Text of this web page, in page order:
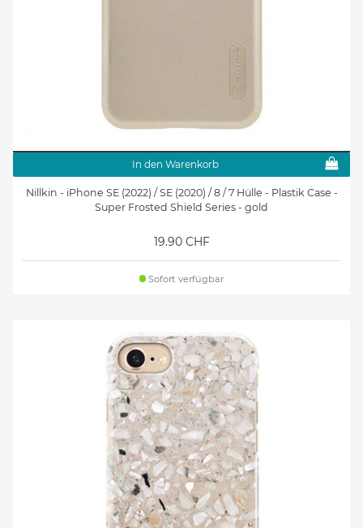
In den Warenkorb
Nillkin - iPhone SE (2022) / SE (2020) / 8 / 7 Hülle - Plastik Case -
Super Frosted Shield Series - gold
19.90 CHF
Sofort verfügbar